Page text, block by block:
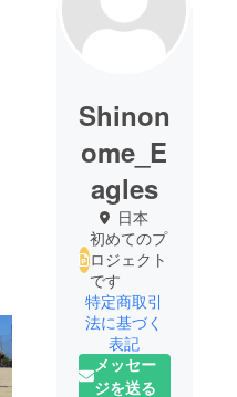
Shinon
ome_E
agles
日本
初めてのプ
ロジェクト
です
特定商取引
法に基づく
表記
メッセー
ジを送る